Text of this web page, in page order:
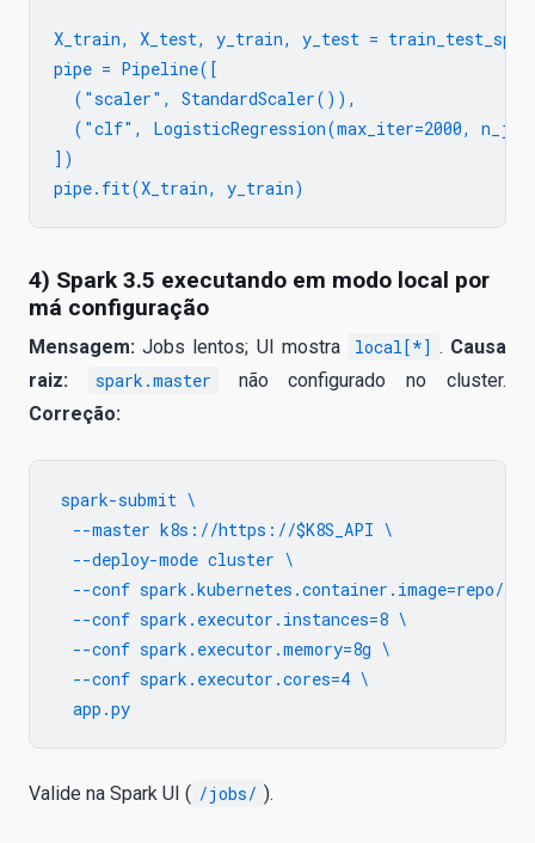
X_train, X_test, y_train, y_test =
pipe = Pipeline([
  ("scaler", StandardScaler()),
("clf", LogisticRegression(max_iter=2000,
])
4) Spark 3.5 executando em modo local por
má configuração
Mensagem: Jobs lentos; UI mostra local[*] . Causa
raiz:
spark.master
não configurado no cluster.
Correção:
spark-submit \
  --master k8s://https://$K8S_API \
  --deploy-mode cluster \
--conf spark.kubernetes.container.image=repo/
  --conf spark.executor.instances=8 \
  --conf spark.executor.memory=8g \
  --conf spark.executor.cores=4 \
Valide na Spark UI ( /jobs/ ).